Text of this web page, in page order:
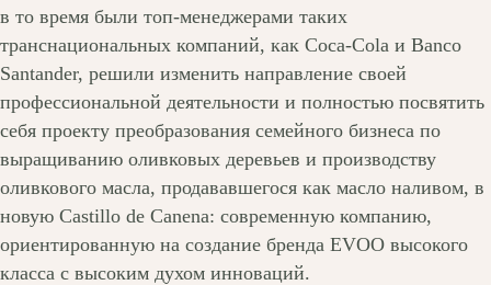
в то время были топ-менеджерами таких
транснациональных компаний, как Coca-Cola и Banco
Santander, решили изменить направление своей
профессиональной деятельности и полностью посвятить
себя проекту преобразования семейного бизнеса по
выращиванию оливковых деревьев и производству
оливкового масла, продававшегося как масло наливом, в
новую Castillo de Canena: современную компанию,
ориентированную на создание бренда EVOO высокого
класса с высоким духом инноваций.